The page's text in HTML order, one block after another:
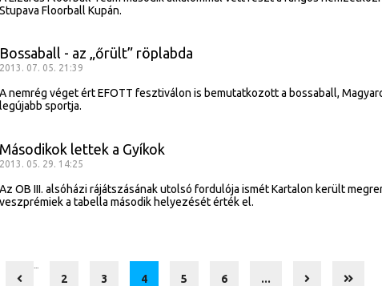
Stupava Floorball Kupán.
Bossaball - az „őrült” röplabda
2013. 07. 05. 21:39
A nemrég véget ért EFOTT fesztiválon is bemutatkozott a bossaball,
legújabb sportja.
Másodikok lettek a Gyíkok
2013. 05. 29. 14:25
Az OB III. alsóházi rájátszásának utolsó fordulója ismét Kartalon került
veszprémiek a tabella második helyezését érték el.
2 3 4 5 6 ...